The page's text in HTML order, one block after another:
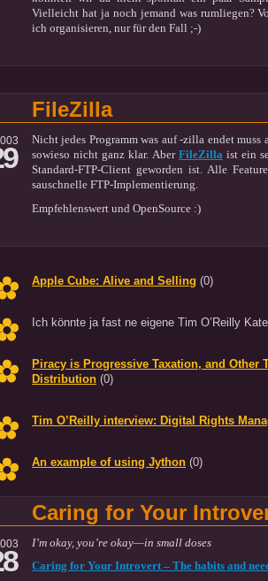
Vielleicht hat ja noch jemand was rumliegen?
ich organisieren, nur für den Fall ;-)
FileZilla
Nicht jedes Programm was auf -zilla endet
sowieso nicht ganz klar. Aber FileZilla ist ein
Standard-FTP-Client geworden ist. Alle
sauschnelle FTP-Implementierung.
Empfehlenswert und OpenSource :)
Apple Cube: Alive and Selling (0)
Ich könnte ja fast ne eigene Tim O’Reilly
Piracy is Progressive Taxation, and
Distribution (0)
Tim O’Reilly interview: Digital Rights
An example of using Jython (0)
Caring for Your
I’m okay, you’re okay—in small doses
Caring for Your Introvert – The habits and